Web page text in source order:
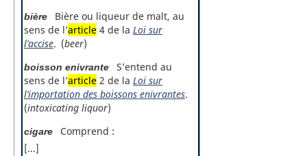
bière
Bière ou liqueur de malt, au
sens de l’article 4 de la Loi sur
l’accise. (beer)
boisson enivrante
S’entend au
sens de l’article 2 de la Loi sur
l’importation des boissons enivrantes.
(intoxicating liquor)
cigare
Comprend :
[...]